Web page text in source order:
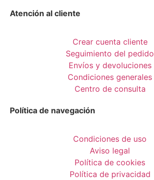
Atención al cliente
Crear cuenta cliente
Seguimiento del pedido
Envíos y devoluciones
Condiciones generales
Centro de consulta
Política de navegación
Condiciones de uso
Aviso legal
Política de cookies
Política de privacidad